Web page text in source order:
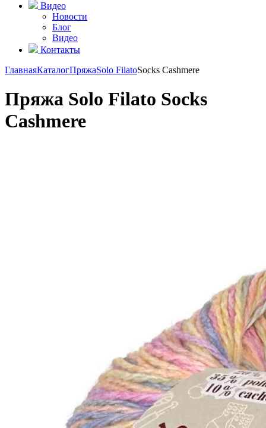
Видео
Новости
Блог
Видео
Контакты
ГлавнаяКаталогПряжаSolo FilatoSocks Cashmere
Пряжа Solo Filato Socks
Cashmere